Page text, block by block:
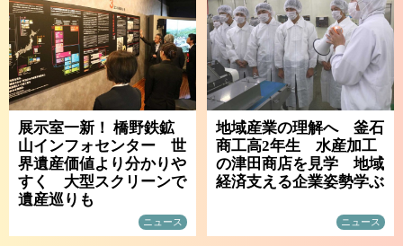
展示室一新！ 橋野鉄鉱
山インフォセンター 世
界遺産価値より分かりや
すく 大型スクリーンで
遺産巡りも
ニュース
地域産業の理解へ 釜石
商工高2年生 水産加工
の津田商店を見学 地域
経済支える企業姿勢学ぶ
ニュース